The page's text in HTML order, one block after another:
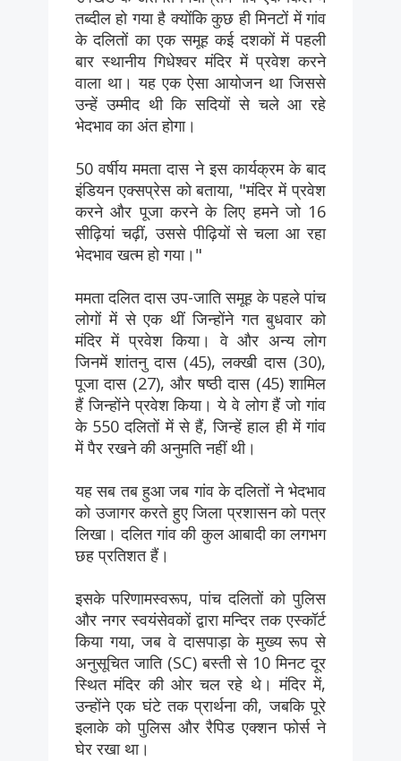
तब्दील हो गया है क्योंकि कुछ ही मिनटों में गांव
के दलितों का एक समूह कई दशकों में पहली
बार स्थानीय गिधेश्वर मंदिर में प्रवेश करने
वाला था। यह एक ऐसा आयोजन था जिससे
उन्हें उम्मीद थी कि सदियों से चले आ रहे
भेदभाव का अंत होगा।
50 वर्षीय ममता दास ने इस कार्यक्रम के बाद
इंडियन एक्सप्रेस को बताया, "मंदिर में प्रवेश
करने और पूजा करने के लिए हमने जो 16
सीढ़ियां चढ़ीं, उससे पीढ़ियों से चला आ रहा
भेदभाव खत्म हो गया।"
ममता दलित दास उप-जाति समूह के पहले पांच
लोगों में से एक थीं जिन्होंने गत बुधवार को
मंदिर में प्रवेश किया। वे और अन्य लोग
जिनमें शांतनु दास (45), लक्खी दास (30),
पूजा दास (27), और षष्ठी दास (45) शामिल
हैं जिन्होंने प्रवेश किया। ये वे लोग हैं जो गांव
के 550 दलितों में से हैं, जिन्हें हाल ही में गांव
में पैर रखने की अनुमति नहीं थी।
यह सब तब हुआ जब गांव के दलितों ने भेदभाव
को उजागर करते हुए जिला प्रशासन को पत्र
लिखा। दलित गांव की कुल आबादी का लगभग
छह प्रतिशत हैं।
इसके परिणामस्वरूप, पांच दलितों को पुलिस
और नगर स्वयंसेवकों द्वारा मन्दिर तक एस्कॉर्ट
किया गया, जब वे दासपाड़ा के मुख्य रूप से
अनुसूचित जाति (SC) बस्ती से 10 मिनट दूर
स्थित मंदिर की ओर चल रहे थे। मंदिर में,
उन्होंने एक घंटे तक प्रार्थना की, जबकि पूरे
इलाके को पुलिस और रैपिड एक्शन फोर्स ने
घेर रखा था।